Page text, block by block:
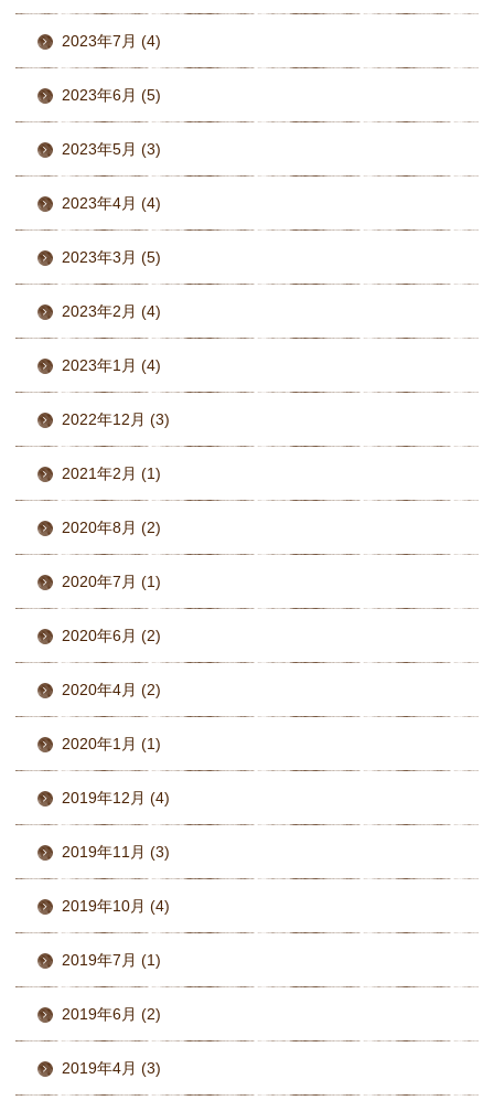
2023年7月 (4)
2023年6月 (5)
2023年5月 (3)
2023年4月 (4)
2023年3月 (5)
2023年2月 (4)
2023年1月 (4)
2022年12月 (3)
2021年2月 (1)
2020年8月 (2)
2020年7月 (1)
2020年6月 (2)
2020年4月 (2)
2020年1月 (1)
2019年12月 (4)
2019年11月 (3)
2019年10月 (4)
2019年7月 (1)
2019年6月 (2)
2019年4月 (3)